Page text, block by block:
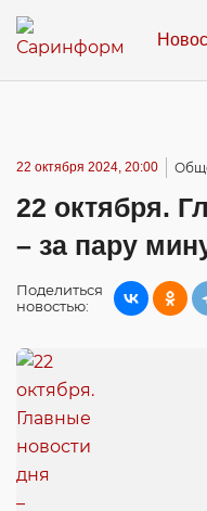
22 октября 2024, 20:00
22 октября.
– за пару
Поделиться
новостью: